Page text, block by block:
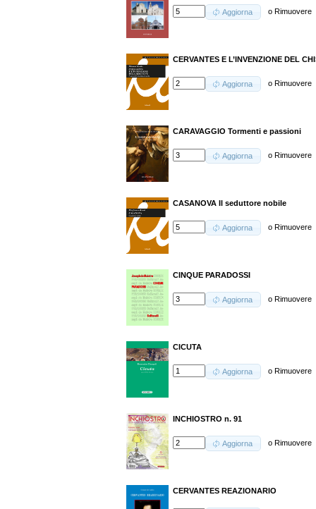
Aggiorna oRimuovere
CERVANTES E L’INVENZIONE DEL
Aggiorna oRimuovere
CARAVAGGIO Tormenti e passioni
Aggiorna oRimuovere
CASANOVA Il seduttore nobile
Aggiorna oRimuovere
CINQUE PARADOSSI
Aggiorna oRimuovere
CICUTA
Aggiorna oRimuovere
INCHIOSTRO n. 91
Aggiorna oRimuovere
CERVANTES REAZIONARIO